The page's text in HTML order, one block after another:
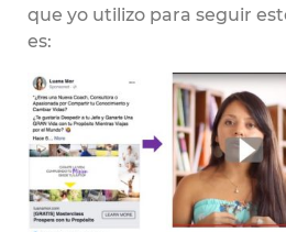
que yo utilizo para seguir
es: